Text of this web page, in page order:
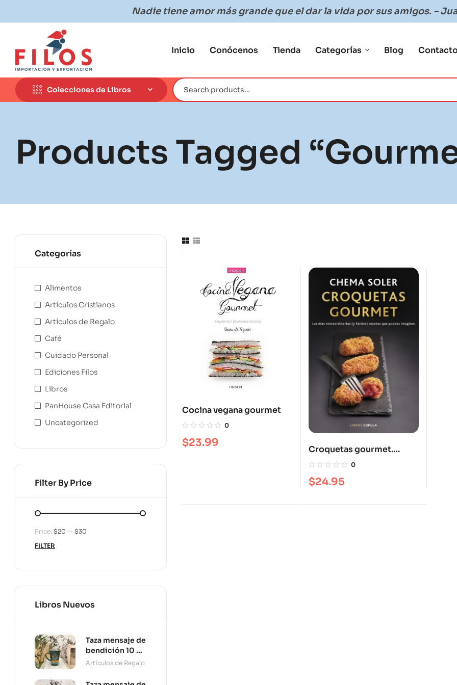
Nadie tiene amor más grande que el dar la vida por sus amigos. –
Inicio Conócenos Tienda Categorías Blog
Colecciones de Libros
Products Tagged
Cocina vegana gourmet
0
$23.99
Croquetas gourmet.
Edición tapa blanda
0
$24.95
Categorías
Alimentos
Artículos Cristianos
Artículos de Regalo
Café
Cuidado Personal
Ediciones Filos
Libros
PanHouse Casa Editorial
Uncategorized
Filter By Price
FILTER
Price: $20 — $30
Libros Nuevos
Taza mensaje de
bendición 10 oz
Persevera
Artículos de Regalo